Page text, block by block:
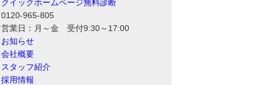
クイックホームページ無料診断
0120-965-805
営業日：月～金 受付9:30～17:00
お知らせ
会社概要
スタッフ紹介
採用情報